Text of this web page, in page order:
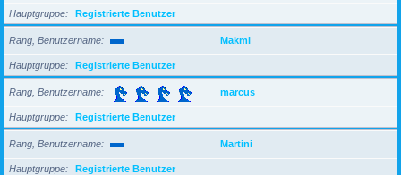
Hauptgruppe Registrierte Benutzer
Rang, Benutzername Makmi
Hauptgruppe Registrierte Benutzer
Rang, Benutzername marcus
Hauptgruppe Registrierte Benutzer
Rang, Benutzername Martini
Hauptgruppe Registrierte Benutzer